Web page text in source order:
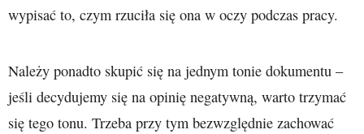
wypisać to, czym rzuciła się ona w oczy podczas pracy.
Należy ponadto skupić się na jednym tonie dokumentu –
jeśli decydujemy się na opinię negatywną, warto trzymać
się tego tonu. Trzeba przy tym bezwzględnie zachować